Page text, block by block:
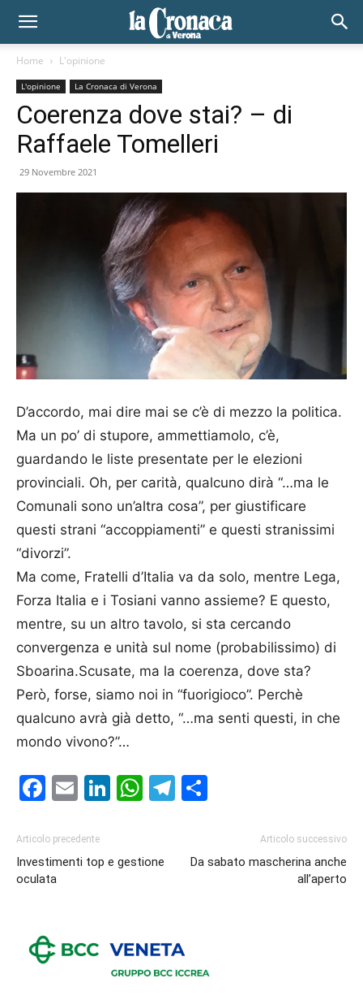
Home L'opinione
L'opinione La Cronaca di Verona
Coerenza dove stai? – di
Raffaele Tomelleri
29 Novembre 2021
D’accordo, mai dire mai se c’è di mezzo la politica.
Ma un po’ di stupore, ammettiamolo, c’è,
guardando le liste presentate per le elezioni
provinciali. Oh, per carità, qualcuno dirà “…ma le
Comunali sono un’altra cosa”, per giustificare
questi strani “accoppiamenti” e questi stranissimi
“divorzi”.
Ma come, Fratelli d’Italia va da solo, mentre Lega,
Forza Italia e i Tosiani vanno assieme? E questo,
mentre, su un altro tavolo, si sta cercando
convergenza e unità sul nome (probabilissimo) di
Sboarina.Scusate, ma la coerenza, dove sta?
Però, forse, siamo noi in “fuorigioco”. Perchè
qualcuno avrà già detto, “…ma senti questi, in che
mondo vivono?”…
Facebook
EmailLinkedIn
WhatsApp
Telegram
Articolo precedente
Investimenti top e gestione
oculata
Articolo successivo
Da sabato mascherina anche
all’aperto